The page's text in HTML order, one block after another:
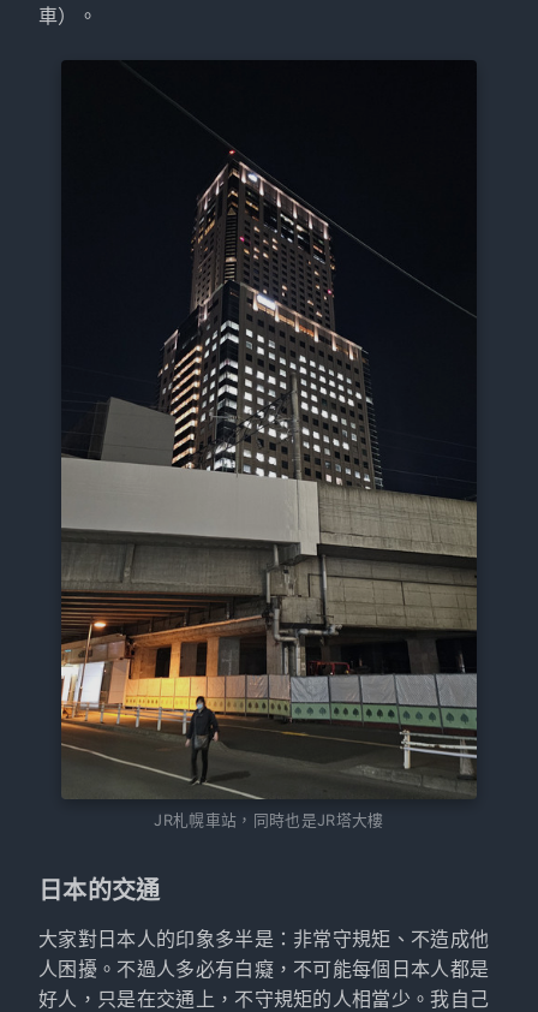
車）。
JR札幌車站，同時也是JR塔大樓
日本的交通
大家對日本人的印象多半是：非常守規矩、不造成他
人困擾。不過人多必有白癡，不可能每個日本人都是
好人，只是在交通上，不守規矩的人相當少。我自己